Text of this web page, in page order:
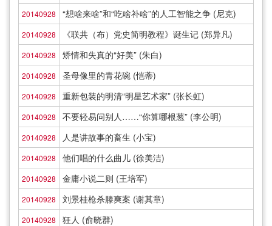
20140928 “想啥来啥”和“吃啥补啥”的人工智能之争 (尼克)
20140928 《联共（布）党史简明教程》诞生记 (郑异凡)
20140928 矫情和失真的“好美” (朱白)
20140928 圣母像里的青花碗 (恺蒂)
20140928 重新包装的明清“明星艺术家” (张长虹)
20140928 不要轻易问别人……“你算哪根葱” (李公明)
20140928 人是讲故事的畜生 (小宝)
20140928 他们唱的什么曲儿 (徐美洁)
20140928 金庸小说二则 (王培军)
20140928 刘景桂枪杀滕爽案 (谢其章)
20140928 狂人 (俞晓群)